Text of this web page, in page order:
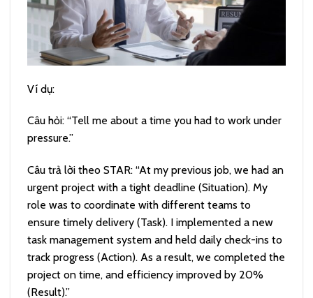
Ví dụ:
Câu hỏi: “Tell me about a time you had to work under
pressure.”
Câu trả lời theo STAR: “At my previous job, we had an
urgent project with a tight deadline (Situation). My
role was to coordinate with different teams to
ensure timely delivery (Task). I implemented a new
task management system and held daily check-ins to
track progress (Action). As a result, we completed the
project on time, and efficiency improved by 20%
(Result).”